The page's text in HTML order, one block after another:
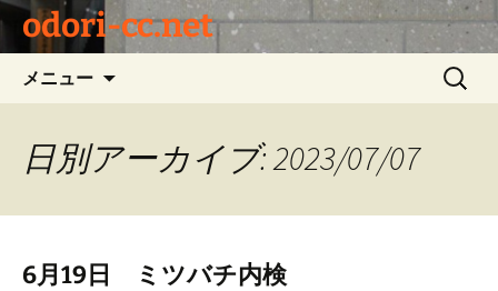
odori-cc.net
メニュー
ン
検
索:
日別アーカイブ: 2023/07/07
6月19日 ミツバチ内検